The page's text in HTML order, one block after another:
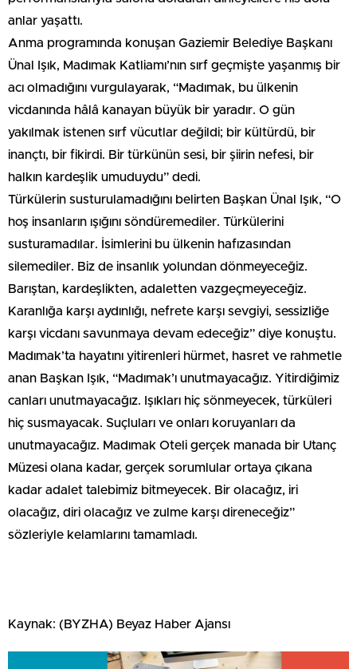
anlar yaşattı.
Anma programında konuşan Gaziemir Belediye Başkanı
Ünal Işık, Madımak Katliamı’nın sırf geçmişte yaşanmış bir
acı olmadığını vurgulayarak, “Madımak, bu ülkenin
vicdanında hâlâ kanayan büyük bir yaradır. O gün
yakılmak istenen sırf vücutlar değildi; bir kültürdü, bir
inançtı, bir fikirdi. Bir türkünün sesi, bir şiirin nefesi, bir
halkın kardeşlik umuduydu” dedi.
Türkülerin susturulamadığını belirten Başkan Ünal Işık, “O
hoş insanların ışığını söndüremediler. Türkülerini
susturamadılar. İsimlerini bu ülkenin hafızasından
silemediler. Biz de insanlık yolundan dönmeyeceğiz.
Barıştan, kardeşlikten, adaletten vazgeçmeyeceğiz.
Karanlığa karşı aydınlığı, nefrete karşı sevgiyi, sessizliğe
karşı vicdanı savunmaya devam edeceğiz” diye konuştu.
Madımak’ta hayatını yitirenleri hürmet, hasret ve rahmetle
anan Başkan Işık, “Madımak’ı unutmayacağız. Yitirdiğimiz
canları unutmayacağız. Işıkları hiç sönmeyecek, türküleri
hiç susmayacak. Suçluları ve onları koruyanları da
unutmayacağız. Madımak Oteli gerçek manada bir Utanç
Müzesi olana kadar, gerçek sorumlular ortaya çıkana
kadar adalet talebimiz bitmeyecek. Bir olacağız, iri
olacağız, diri olacağız ve zulme karşı direneceğiz”
sözleriyle kelamlarını tamamladı.
Kaynak: (BYZHA) Beyaz Haber Ajansı